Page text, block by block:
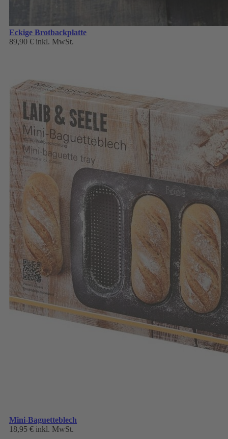
Eckige Brotbackplatte
89,90 € inkl. MwSt.
Mini-Baguetteblech
18,95 € inkl. MwSt.